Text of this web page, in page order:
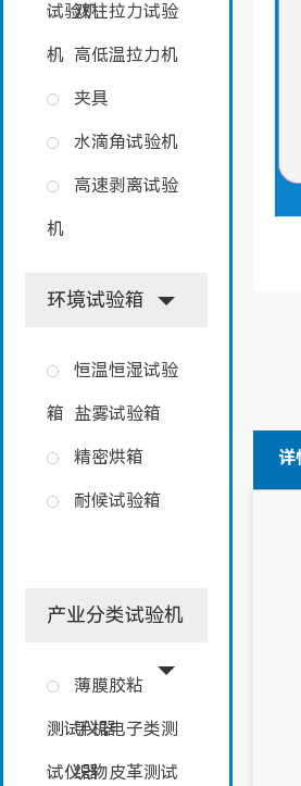
试验机双柱拉力试验
机 高低温拉力机
夹具
水滴角试验机
高速剥离试验
机
环境试验箱
恒温恒湿试验
箱 盐雾试验箱
精密烘箱
耐候试验箱
产业分类试验机
薄膜胶粘
测试仪器
手机电子类测
试仪器织物皮革测试
详